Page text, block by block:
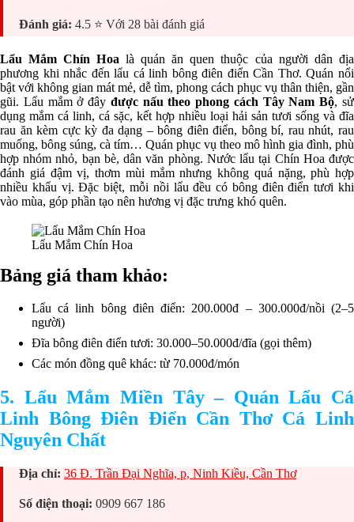
Đánh giá: 4.5 ⭐ Với 28 bài đánh giá
Lẩu Mắm Chín Hoa là quán ăn quen thuộc của người dân địa
phương khi nhắc đến lẩu cá linh bông điên điển Cần Thơ. Quán nổi
bật với không gian mát mẻ, dễ tìm, phong cách phục vụ thân thiện, gần
gũi. Lẩu mắm ở đây được nấu theo phong cách Tây Nam Bộ, sử
dụng mắm cá linh, cá sặc, kết hợp nhiều loại hải sản tươi sống và đĩa
rau ăn kèm cực kỳ đa dạng – bông điên điển, bông bí, rau nhút, rau
muống, bông súng, cà tím… Quán phục vụ theo mô hình gia đình, phù
hợp nhóm nhỏ, bạn bè, dân văn phòng. Nước lẩu tại Chín Hoa được
đánh giá đậm vị, thơm mùi mắm nhưng không quá nặng, phù hợp
nhiều khẩu vị. Đặc biệt, mỗi nồi lẩu đều có bông điên điển tươi khi
vào mùa, góp phần tạo nên hương vị đặc trưng khó quên.
Lẩu Mắm Chín Hoa
Bảng giá tham khảo:
Lẩu cá linh bông điên điển: 200.000đ – 300.000đ/nồi (2–5
người)
Đĩa bông điên điển tươi: 30.000–50.000đ/đĩa (gọi thêm)
Các món đồng quê khác: từ 70.000đ/món
5. Lẩu Mắm Miền Tây – Quán Lẩu Cá
Linh Bông Điên Điển Cần Thơ Cá Linh
Nguyên Chất
Địa chỉ: 36 Đ. Trần Đại Nghĩa, p, Ninh Kiều, Cần Thơ
Số điện thoại: 0909 667 186